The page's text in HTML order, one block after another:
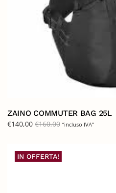
ZAINO COMMUTER BAG 25L
€140,00 €160,00 “incluso IVA”
IN OFFERTA!